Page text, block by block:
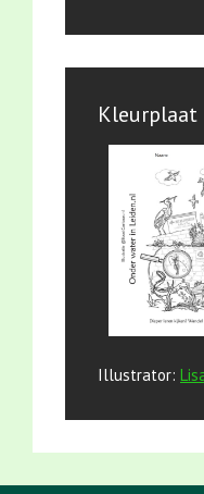
Kleurplaat
Illustrator: